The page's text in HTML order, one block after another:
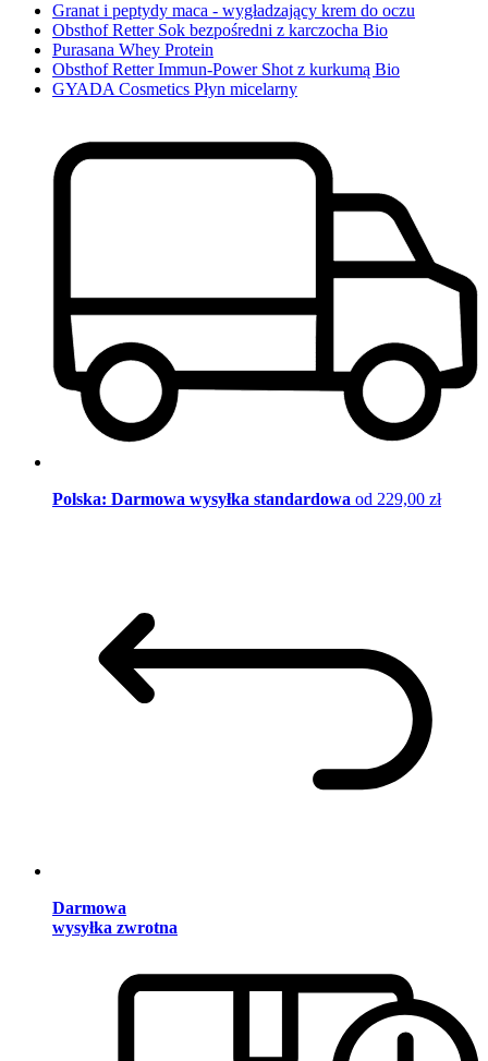
Granat i peptydy maca - wygładzający krem do oczu
Obsthof Retter Sok bezpośredni z karczocha Bio
Purasana Whey Protein
Obsthof Retter Immun-Power Shot z kurkumą Bio
GYADA Cosmetics Płyn micelarny
Polska: Darmowa wysyłka standardowa od 229,00 zł
Darmowa
wysyłka zwrotna